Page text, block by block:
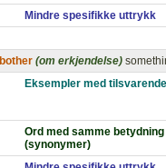
Mindre spesifikke uttrykk
bother (om erkjendelse)
Eksempler med
Ord med samme betydning
(synonymer)